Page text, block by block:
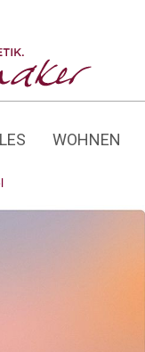
WOHNEN